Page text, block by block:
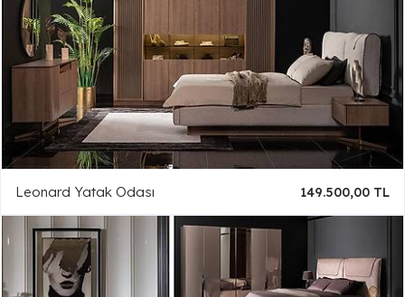
Leonard Yatak Odası 149.500,00 TL